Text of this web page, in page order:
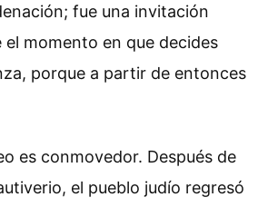
fue una invitación
momento en que decides
porque a partir de entonces
es conmovedor. Después de
el pueblo judío regresó